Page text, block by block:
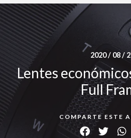
2020 / 08 /
Lentes
Full
COMPARTE ESTE